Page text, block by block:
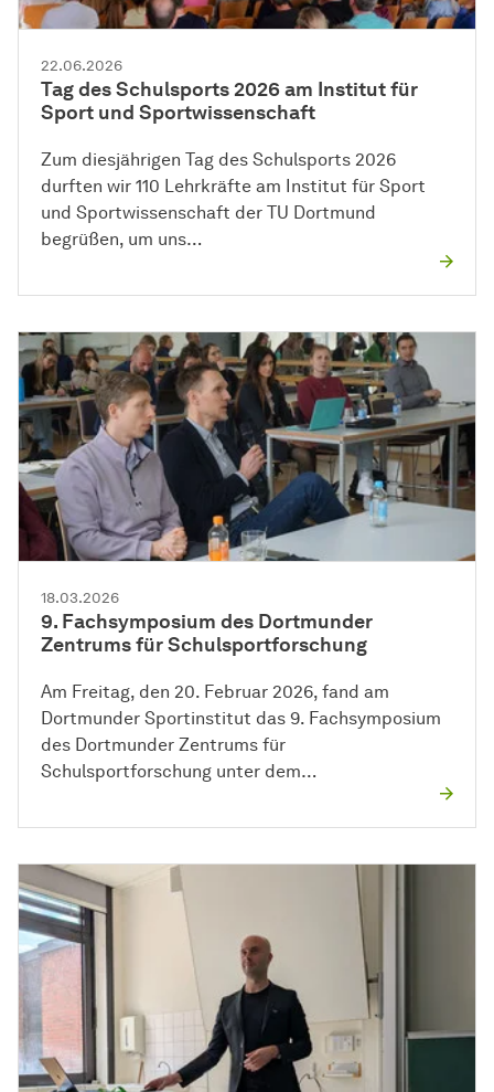
22.06.2026
Tag des Schulsports 2026 am Institut für
Sport und Sportwissenschaft
Zum diesjährigen Tag des Schulsports 2026
durften wir 110 Lehrkräfte am Institut für Sport
und Sportwissenschaft der TU Dortmund
begrüßen, um uns…
18.03.2026
9. Fachsymposium des Dortmunder
Zentrums für Schulsportforschung
Am Freitag, den 20. Februar 2026, fand am
Dortmunder Sportinstitut das 9. Fachsymposium
des Dortmunder Zentrums für
Schulsportforschung unter dem…